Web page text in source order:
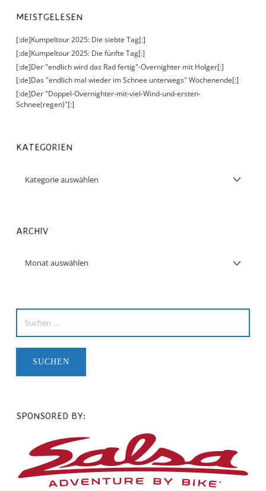
MEISTGELESEN
[:de]Kumpeltour 2025: Die siebte Tag[:]
[:de]Kumpeltour 2025: Die fünfte Tag[:]
[:de]Der "endlich wird das Rad fertig"-Overnighter mit Holger[:]
[:de]Das "endlich mal wieder im Schnee unterwegs" Wochenende[:]
[:de]Der "Doppel-Overnighter-mit-viel-Wind-und-ersten-
Schnee(regen)"[:]
KATEGORIEN
ARCHIV
SPONSORED BY: